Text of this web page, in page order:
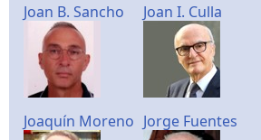
Joan B. Sancho Joan I. Culla
Joaquín Moreno Jorge Fuentes